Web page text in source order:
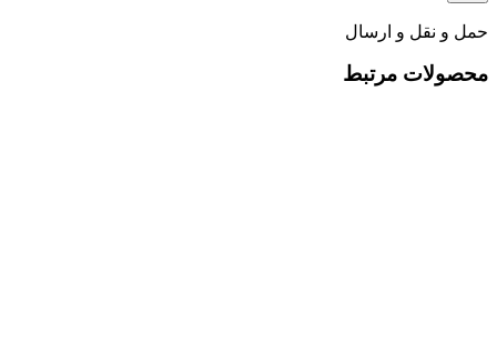
حمل و نقل و ارسال
محصولات مرتبط